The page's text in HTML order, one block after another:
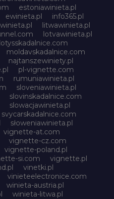
estoniawinieta.pl
ewinieta.pl
info365.pl
litwawinieta.pl
lotvawinieta.pl
lotysskadalnice.com
moldavskadalnice.com
najtanszewiniety.pl
pl-vignette.com
rumuniawinieta.pl
sloveniawinieta.pl
slovinskadalnice.com
slowacjawinieta.pl
svycarskadalnice.com
słoweniawinieta.pl
vignette-at.com
vignette-cz.com
vignette-poland.pl
si.com
vignette.pl
vinetki.pl
vinieteelectronice.com
winieta-austria.pl
winieta-litwa.pl